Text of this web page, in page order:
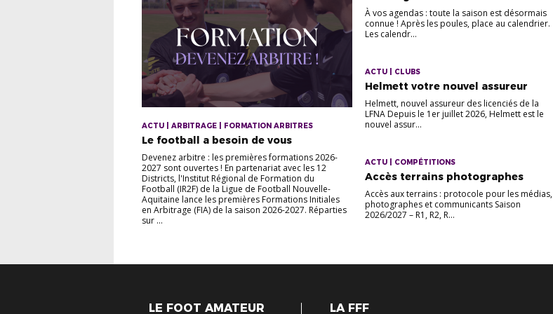
ACTU | ARBITRAGE | FORMATION ARBITRES
Le football a besoin de vous
Devenez arbitre : les premières formations 2026-
2027 sont ouvertes ! En partenariat avec les 12
Districts, l'Institut Régional de Formation du
Football (IR2F) de la Ligue de Football Nouvelle-
Aquitaine lance les premières Formations Initiales
en Arbitrage (FIA) de la saison 2026-2027. Réparties
sur ...
À vos agendas : toute la saison est désormais
connue ! Après les poules, place au calendrier.
Les calendr...
ACTU | CLUBS
Helmett votre nouvel assureur
Helmett, nouvel assureur des licenciés de la
LFNA Depuis le 1er juillet 2026, Helmett est le
nouvel assur...
ACTU | COMPÉTITIONS
Accès terrains photographes
Accès aux terrains : protocole pour les médias,
photographes et communicants Saison
2026/2027 – R1, R2, R...
LE FOOT AMATEUR LA FFF